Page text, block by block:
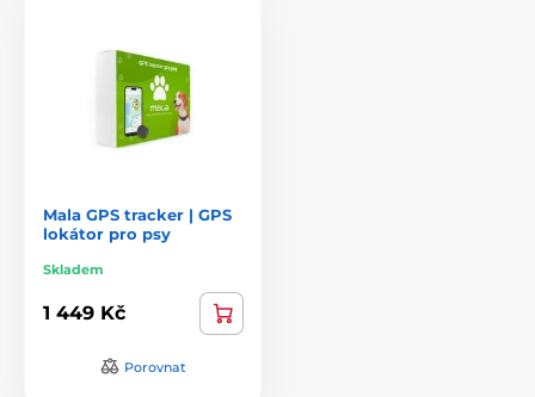
Mala GPS tracker | GPS
lokátor pro psy
Skladem
1 449 Kč
Porovnat